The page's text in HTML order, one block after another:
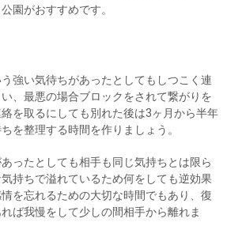
園がおすすめです。
強い気待ちがあったとしてもしつこく連
、最悪の場合ブロックをされて繋がりを
を取るにしても別れた後は3ヶ月から半年
を整理する時間を作りましょう。
ったとしても相手も同じ気持ちとは限ら
持ちで溢れているため何をしても逆効果
を忘れるための大切な時間でもあり、復
ば我慢をして少しの間相手から離れま